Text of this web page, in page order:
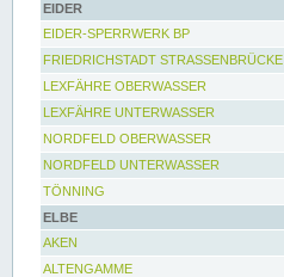
EIDER
EIDER-SPERRWERK BP
FRIEDRICHSTADT STRASSENBRÜCKE
LEXFÄHRE OBERWASSER
LEXFÄHRE UNTERWASSER
NORDFELD OBERWASSER
NORDFELD UNTERWASSER
TÖNNING
ELBE
AKEN
ALTENGAMME